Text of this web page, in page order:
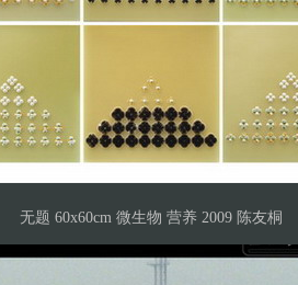
无题 60x60cm 微生物 营养 2009 陈友桐